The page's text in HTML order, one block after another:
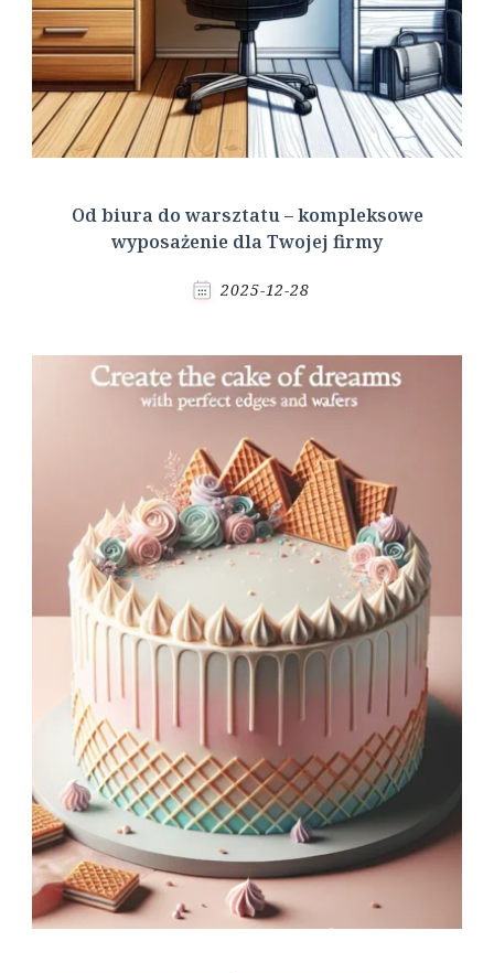
Od biura do warsztatu – kompleksowe
wyposażenie dla Twojej firmy
2025-12-28